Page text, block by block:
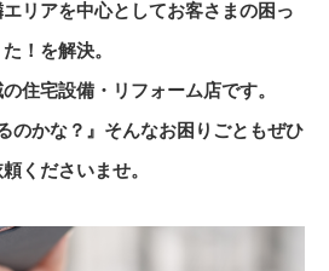
リアを中心としてお客さまの困っ
た！を解決。
住宅設備・リフォーム店です。
のかな？』そんなお困りごともぜひ
くださいませ。